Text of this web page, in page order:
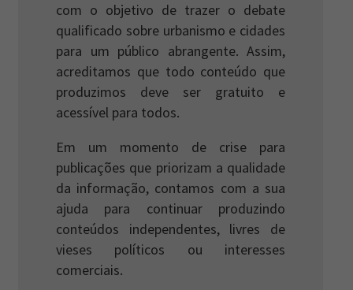
com o objetivo de trazer o debate
qualificado sobre urbanismo e cidades
para um público abrangente. Assim,
acreditamos que todo conteúdo que
produzimos deve ser gratuito e
acessível para todos.
Em um momento de crise para
publicações que priorizam a qualidade
da informação, contamos com a sua
ajuda para continuar produzindo
conteúdos independentes, livres de
vieses políticos ou interesses
comerciais.